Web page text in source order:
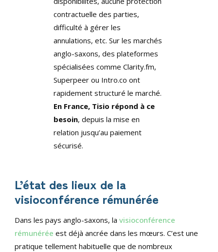
contractuelle des parties,
difficulté à gérer les
annulations, etc. Sur les marchés
anglo-saxons, des plateformes
spécialisées comme Clarity.fm,
Superpeer ou Intro.co ont
rapidement structuré le marché.
En France, Tisio répond à ce
besoin, depuis la mise en
relation jusqu’au paiement
sécurisé.
L’état des lieux de la
visioconférence rémunérée
Dans les pays anglo-saxons, la visioconférence
rémunérée est déjà ancrée dans les mœurs. C’est une
pratique tellement habituelle que de nombreux